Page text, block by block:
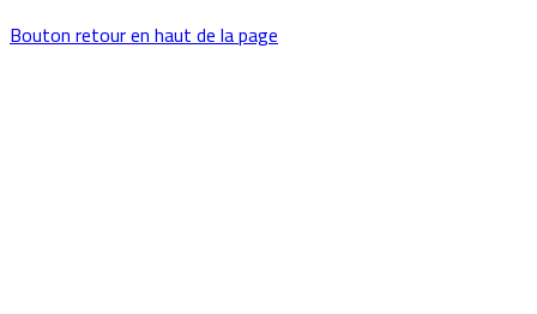
Bouton retour en haut de la page